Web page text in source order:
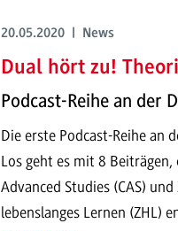
20.05.2020 | News
Dual hört zu!
Podcast-Reihe an der
Die erste Podcast-Reihe an
Los geht es mit 8
Advanced Studies (CAS)
lebenslanges Lernen (ZHL)